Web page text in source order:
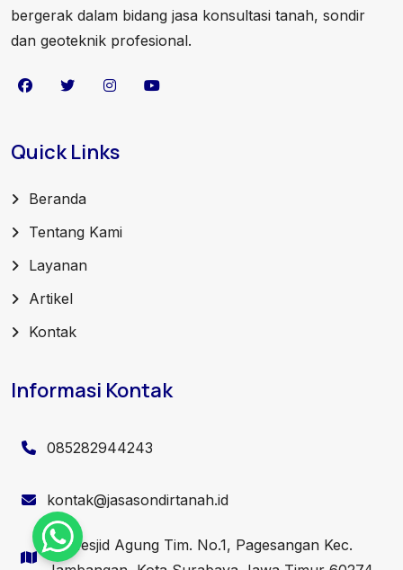
bergerak dalam bidang jasa konsultasi tanah, sondir
dan geoteknik profesional.
Quick Links
Beranda
Tentang Kami
Layanan
Artikel
Kontak
Informasi Kontak
085282944243
kontak@jasasondirtanah.id
Jl. Mesjid Agung Tim. No.1, Pagesangan Kec.